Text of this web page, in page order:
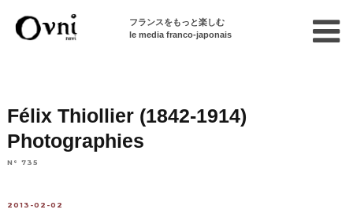
フランスをもっと楽しむ
le media franco-japonais
Félix Thiollier (1842-1914)
Photographies
N° 735
2013-02-02